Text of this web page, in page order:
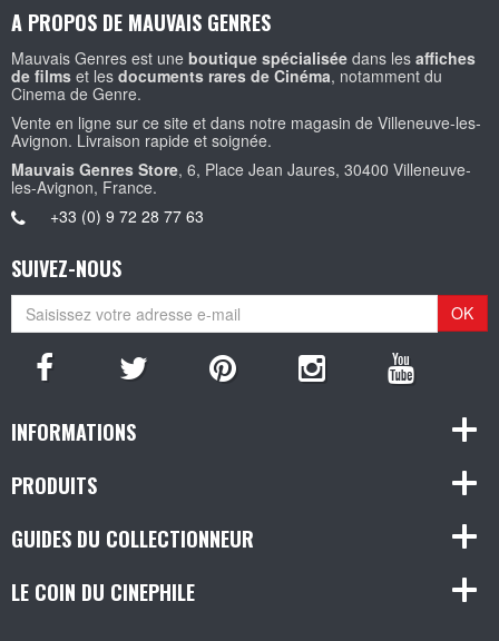
A PROPOS DE MAUVAIS GENRES
Mauvais Genres est une boutique spécialisée dans les affiches
de films et les documents rares de Cinéma, notamment du
Cinema de Genre.
Vente en ligne sur ce site et dans notre magasin de Villeneuve-les-
Avignon. Livraison rapide et soignée.
Mauvais Genres Store, 6, Place Jean Jaures, 30400 Villeneuve-
les-Avignon, France.
+33 (0) 9 72 28 77 63
SUIVEZ-NOUS
OK
INFORMATIONS
PRODUITS
GUIDES DU COLLECTIONNEUR
LE COIN DU CINEPHILE